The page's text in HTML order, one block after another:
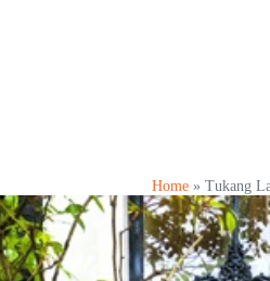
Home» Tukang